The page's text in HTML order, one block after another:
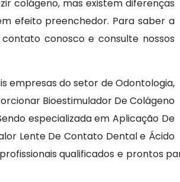
colágeno, mas existem diferenças
efeito preenchedor. Para saber a
conosco e consulte nossos
empresas do setor de Odontologia,
Bioestimulador De Colágeno
especializada em Aplicação De
Lente De Contato Dental e Ácido
qualificados e prontos